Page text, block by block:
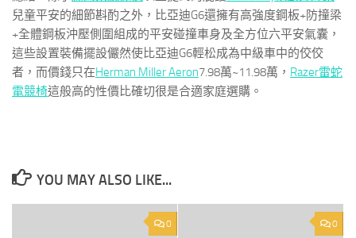
兒童平安的細節斟酌之外，比亞迪G6還擁有高強度鋼板+防撞梁
+全體鋼板沖壓側圍組成的平安碰撞車身及全方位六平安氣囊，
這些設置裝備擺設儼然使比亞迪G6輕松成為中級車中的佼佼
者，而價錢只在Herman Miller Aeron7.98萬~11.98萬， Razer雷蛇
電競椅這般高的性價比確切很是合適家庭選購。
YOU MAY ALSO LIKE...
0 0